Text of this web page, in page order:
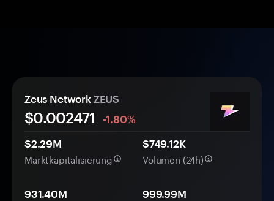
Zeus Network ZEUS
$0.002471
-1.80%
$2.29M
Marktkapitalisierung
$749.12K
Volumen (24h)
931.40M 999.99M